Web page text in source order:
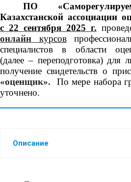
ПО
Казахстанской ассоциации
с 22 сентября 2025 г.
онлайн курсов
специалистов в области
(далее – переподготовка) для
получение свидетельств о
«оценщик». По мере набора
уточнено.
Описание